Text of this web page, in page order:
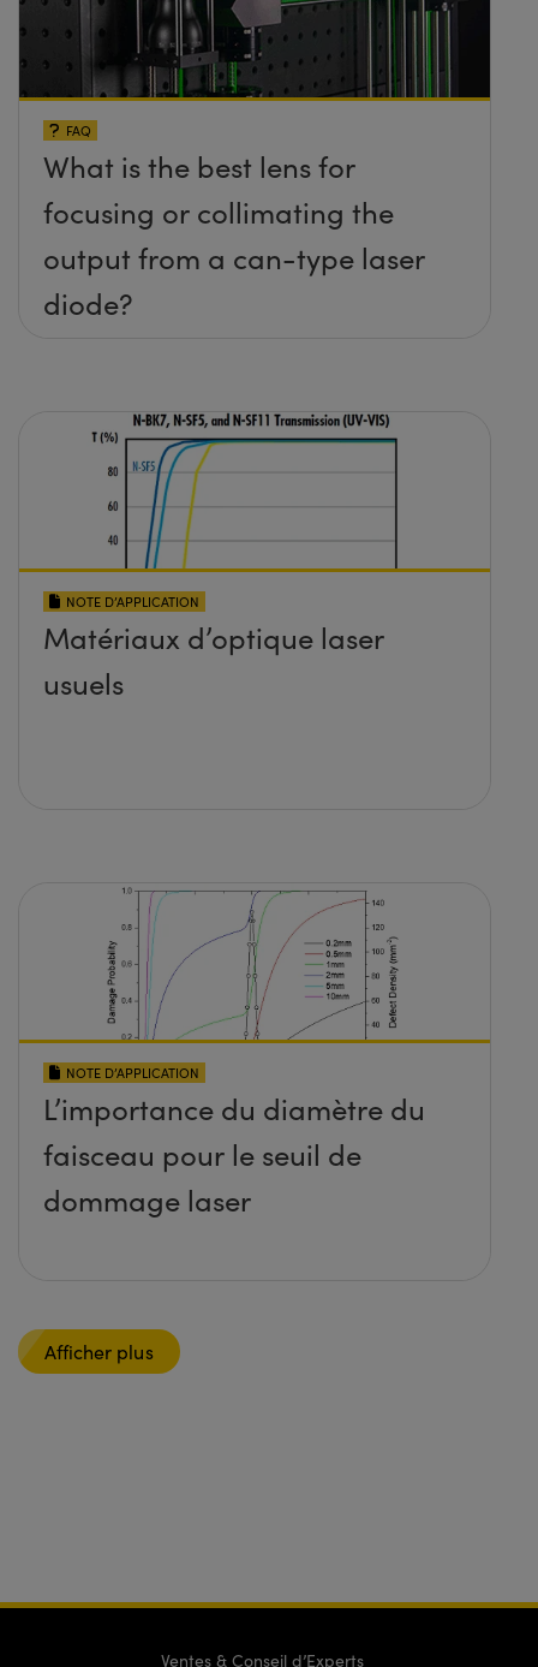
FAQ
What is the best lens for
focusing or collimating the
output from a can-type laser
diode?
NOTE D’APPLICATION
Matériaux d’optique laser
usuels
NOTE D’APPLICATION
L’importance du diamètre du
faisceau pour le seuil de
dommage laser
Afficher plus
Ventes & Conseil d’Experts